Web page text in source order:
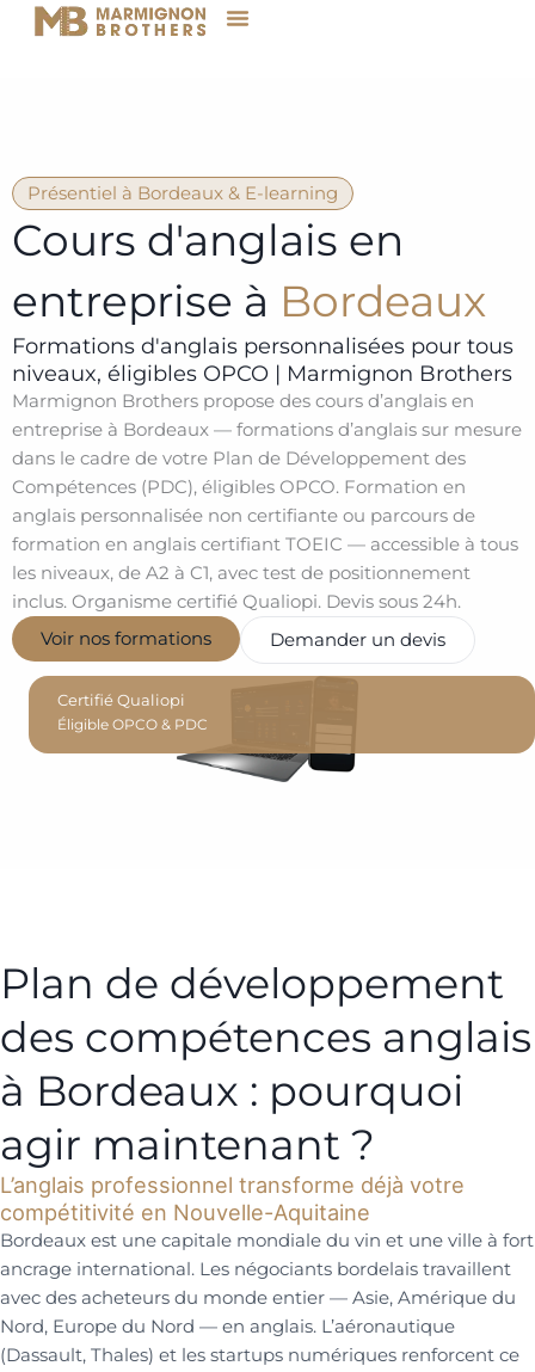
Présentiel à Bordeaux & E-learning
Cours d'anglais en
entreprise à Bordeaux
Formations d'anglais personnalisées pour tous
niveaux, éligibles OPCO | Marmignon Brothers
Marmignon Brothers propose des cours d’anglais en
entreprise à Bordeaux — formations d’anglais sur mesure
dans le cadre de votre Plan de Développement des
Compétences (PDC), éligibles OPCO. Formation en
anglais personnalisée non certifiante ou parcours de
formation en anglais certifiant TOEIC — accessible à tous
les niveaux, de A2 à C1, avec test de positionnement
inclus. Organisme certifié Qualiopi. Devis sous 24h.
Voir nos formations
Demander un devis
Certifié Qualiopi
Éligible OPCO & PDC
Plan de développement
des compétences anglais
à Bordeaux : pourquoi
agir maintenant ?
L’anglais professionnel transforme déjà votre
compétitivité en Nouvelle-Aquitaine
Bordeaux est une capitale mondiale du vin et une ville à fort
ancrage international. Les négociants bordelais travaillent
avec des acheteurs du monde entier — Asie, Amérique du
Nord, Europe du Nord — en anglais. L’aéronautique
(Dassault, Thales) et les startups numériques renforcent ce